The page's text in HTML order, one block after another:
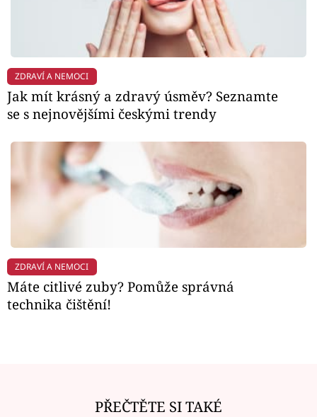
ZDRAVÍ A NEMOCI
Jak mít krásný a zdravý úsměv? Seznamte
se s nejnovějšími českými trendy
ZDRAVÍ A NEMOCI
Máte citlivé zuby? Pomůže správná
technika čištění!
PŘEČTĚTE SI TAKÉ